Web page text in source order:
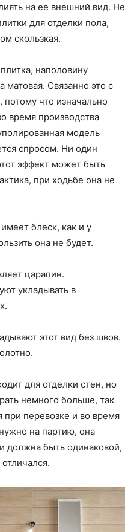
на ее внешний вид. Не
для отделки пола,
скользкая.
наполовину
матовая. Связанно это с
что изначально
время производства
модель
спросом. Ни один
эффект может быть
при ходьбе она не
блеск, как и у
она не будет.
царапин.
укладывать в
этот вид без швов.
для отделки стен, но
немного больше, так
при перевозке и во время
на партию, она
должна быть одинаковой,